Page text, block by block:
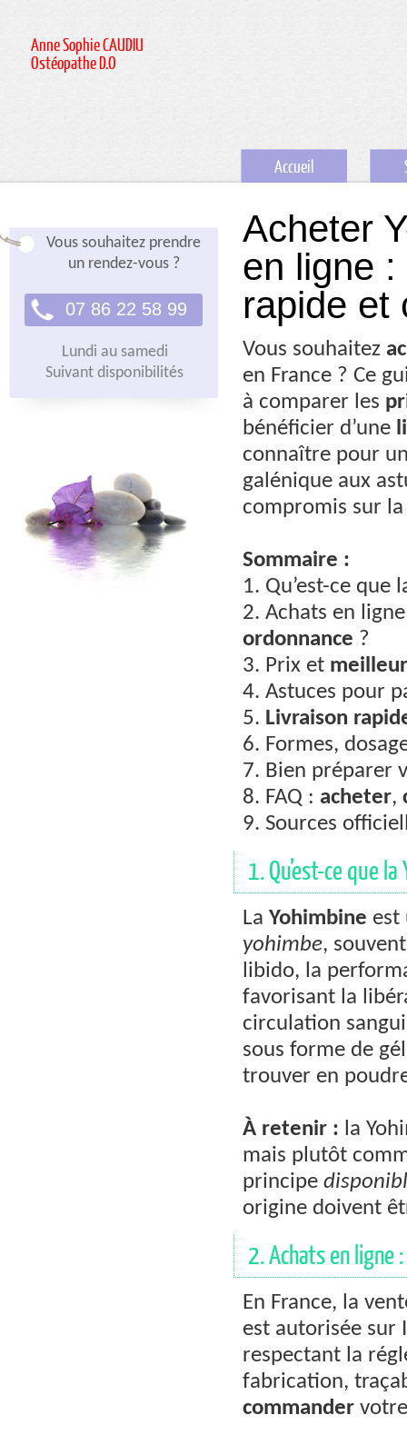
Anne Sophie CAUDIU
Ostéopathe D.O
Accueil
Vous souhaitez prendre
un rendez-vous ?
07 86 22 58 99
Lundi au samedi
Suivant disponibilités
Acheter
en ligne
rapide et
Vous souhaitez
en France ? Ce
à comparer les
bénéficier d’une
connaître pour
galénique aux
compromis sur
Sommaire :
1. Qu’est-ce que
2. Achats en
ordonnance ?
3. Prix et
4. Astuces pour
5. Livraison
6. Formes,
7. Bien préparer
8. FAQ : acheter,
9. Sources
1. Qu’est-ce que
La Yohimbine est
yohimbe,
libido, la
favorisant la
circulation
sous forme de
trouver en
À retenir : la
mais plutôt
principe
origine doivent
2. Achats en ligne
En France, la
est autorisée sur
respectant la
fabrication,
commander